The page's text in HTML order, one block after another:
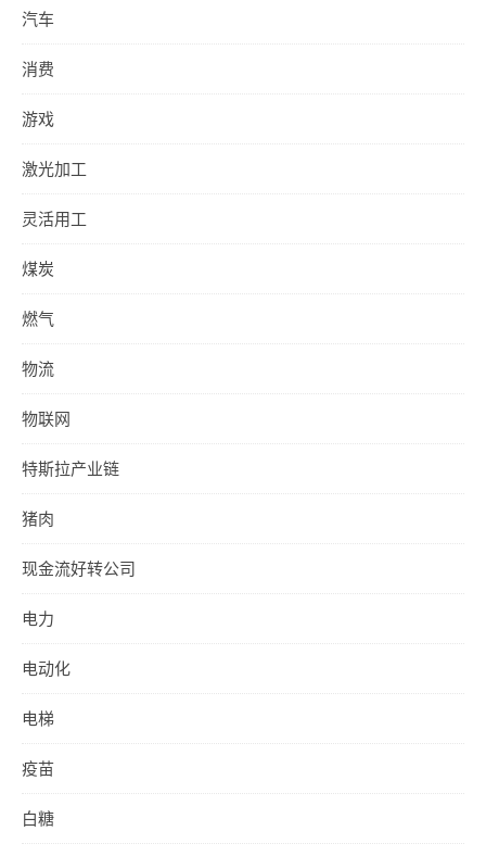
汽车
消费
游戏
激光加工
灵活用工
煤炭
燃气
物流
物联网
特斯拉产业链
猪肉
现金流好转公司
电力
电动化
电梯
疫苗
白糖